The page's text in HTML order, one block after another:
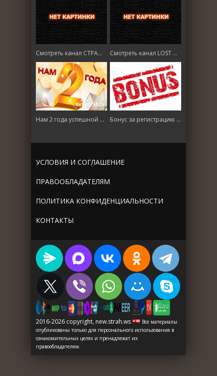
Смотреть канал СТРАШНОЕ HD онлайн Смотреть канал LOST HD онлайн
Нам 2 года успешной работы! Бонус за регистрацию по реферальной (партнерской) ссылке!
УСЛОВИЯ И СОГЛАШЕНИЕ
ПРАВООБЛАДАТЕЛЯМ
ПОЛИТИКА КОНФИДЕНЦИАЛЬНОСТИ
КОНТАКТЫ
2016-2026 copyright, new.strah.ws
Все материалы
опубликованы только для персонального использования в
ознакомительных целях и пренадлежат их
правообладателям.